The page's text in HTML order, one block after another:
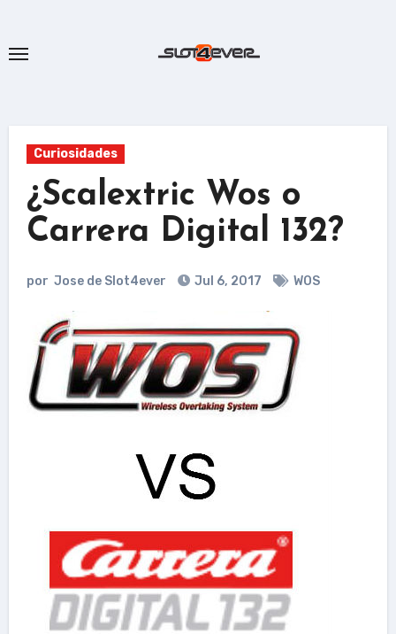
contenido
Curiosidades
¿Scalextric Wos o
Carrera Digital 132?
por Jose de Slot4ever Jul 6, 2017 WOS